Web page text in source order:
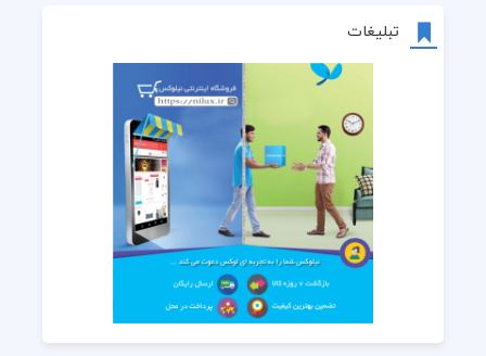
تبلیغات